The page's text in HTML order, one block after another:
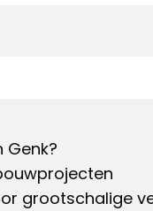
Genk?
grootschalige